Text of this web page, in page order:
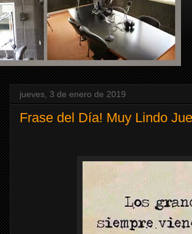
jueves, 3 de enero de 2019
Frase del Día! Muy Lindo